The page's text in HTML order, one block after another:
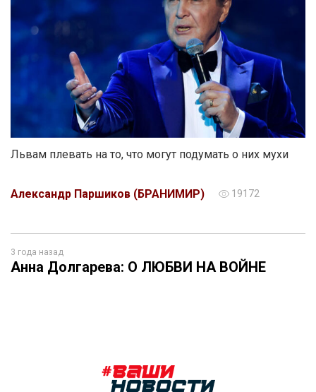
Львам плевать на то, что могут подумать о них мухи
Александр Паршиков (БРАНИМИР) 19172
3 года назад
Анна Долгарева: О ЛЮБВИ НА ВОЙНЕ